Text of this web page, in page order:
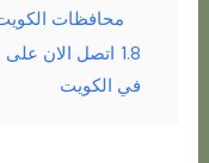
محافظات
1.8
في الكويت